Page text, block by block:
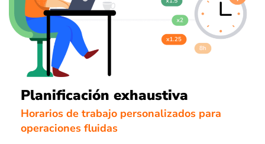
Planificación exhaustiva
Horarios de trabajo personalizados para
operaciones fluidas